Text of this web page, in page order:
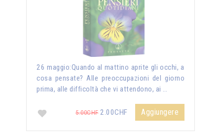
26 maggio:Quando al mattino aprite gli occhi, a
cosa pensate? Alle preoccupazioni del giorno
prima, alle difficoltà che vi attendono, ai …
5.00CHF2.00CHF Aggiungere